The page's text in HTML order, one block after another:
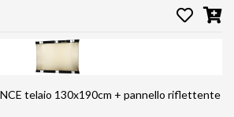
telaio 130x190cm + pannello riflettente